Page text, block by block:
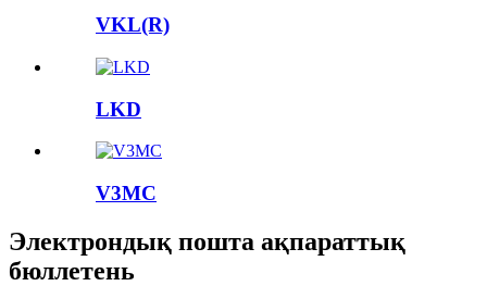
VKL(R)
LKD
V3MC
Электрондық пошта ақпараттық
бюллетень